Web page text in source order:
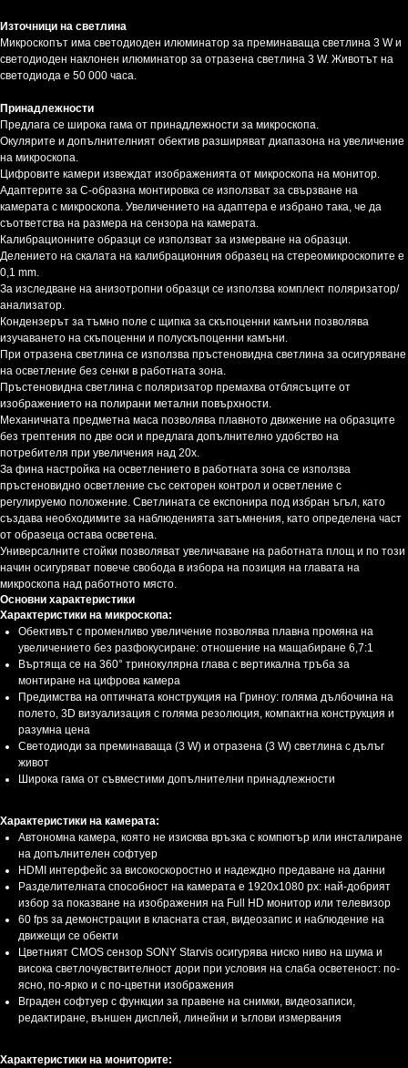
Източници на светлина
Микроскопът има светодиоден илюминатор за преминаваща светлина 3 W и
светодиоден наклонен илюминатор за отразена светлина 3 W. Животът на
светодиода е 50 000 часа.
Принадлежности
Предлага се широка гама от принадлежности за микроскопа.
Окулярите и допълнителният обектив разширяват диапазона на увеличение
на микроскопа.
Цифровите камери извеждат изображенията от микроскопа на монитор.
Адаптерите за C-образна монтировка се използват за свързване на
камерата с микроскопа. Увеличението на адаптера е избрано така, че да
съответства на размера на сензора на камерата.
Калибрационните образци се използват за измерване на образци.
Делението на скалата на калибрационния образец на стереомикроскопите е
0,1 mm.
За изследване на анизотропни образци се използва комплект поляризатор/
анализатор.
Кондензерът за тъмно поле с щипка за скъпоценни камъни позволява
изучаването на скъпоценни и полускъпоценни камъни.
При отразена светлина се използва пръстеновидна светлина за осигуряване
на осветление без сенки в работната зона.
Пръстеновидна светлина с поляризатор премахва отблясъците от
изображението на полирани метални повърхности.
Механичната предметна маса позволява плавното движение на образците
без трептения по две оси и предлага допълнително удобство на
потребителя при увеличения над 20x.
За фина настройка на осветлението в работната зона се използва
пръстеновидно осветление със секторен контрол и осветление с
регулируемо положение. Светлината се експонира под избран ъгъл, като
създава необходимите за наблюденията затъмнения, като определена част
от образеца остава осветена.
Универсалните стойки позволяват увеличаване на работната площ и по този
начин осигуряват повече свобода в избора на позиция на главата на
микроскопа над работното място.
Основни характеристики
Характеристики на микроскопа:
Обективът с променливо увеличение позволява плавна промяна на
увеличението без разфокусиране: отношение на мащабиране 6,7:1
Въртяща се на 360° тринокулярна глава с вертикална тръба за
монтиране на цифрова камера
Предимства на оптичната конструкция на Гриноу: голяма дълбочина на
полето, 3D визуализация с голяма резолюция, компактна конструкция и
разумна цена
Светодиоди за преминаваща (3 W) и отразена (3 W) светлина с дълъг
живот
Широка гама от съвместими допълнителни принадлежности
Характеристики на камерата:
Автономна камера, която не изисква връзка с компютър или инсталиране
на допълнителен софтуер
HDMI интерфейс за високоскоростно и надеждно предаване на данни
Разделителната способност на камерата е 1920x1080 px: най-добрият
избор за показване на изображения на Full HD монитор или телевизор
60 fps за демонстрации в класната стая, видеозапис и наблюдение на
движещи се обекти
Цветният CMOS сензор SONY Starvis осигурява ниско ниво на шума и
висока светлочувствителност дори при условия на слаба осветеност: по-
ясно, по-ярко и с по-цветни изображения
Вграден софтуер с функции за правене на снимки, видеозаписи,
редактиране, външен дисплей, линейни и ъглови измервания
Характеристики на мониторите: